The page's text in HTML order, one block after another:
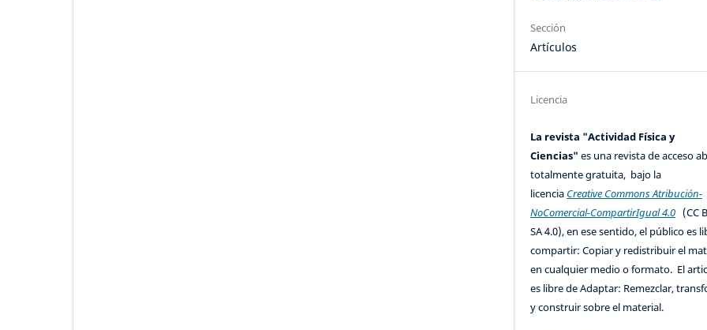
Sección
Artículos
Licencia
La revista "Actividad Física y
Ciencias"es una revista de acceso
totalmente gratuita, bajo la
licencia Creative Commons Atribución-
NoComercial-CompartirIgual 4.0 (CC
SA 4.0), en ese sentido, el público es
compartir: Copiar y redistribuir el
en cualquier medio o formato. El
es libre de Adaptar: Remezclar,
y construir sobre el material.